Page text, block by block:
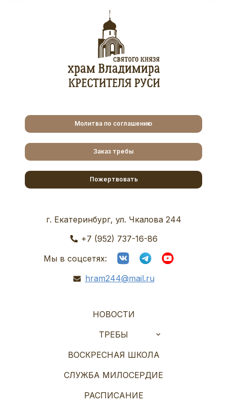
Молитва по соглашению
Заказ требы
Пожертвовать
г. Екатеринбург, ул. Чкалова 244
+7 (952) 737-16-86
Мы в соцсетях:
hram244@mail.ru
НОВОСТИ
ТРЕБЫ
ВОСКРЕСНАЯ ШКОЛА
СЛУЖБА МИЛОСЕРДИЕ
РАСПИСАНИЕ